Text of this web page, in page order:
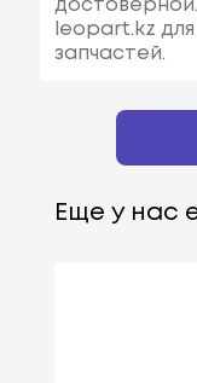
leopart.kz
запчастей.
Еще у нас